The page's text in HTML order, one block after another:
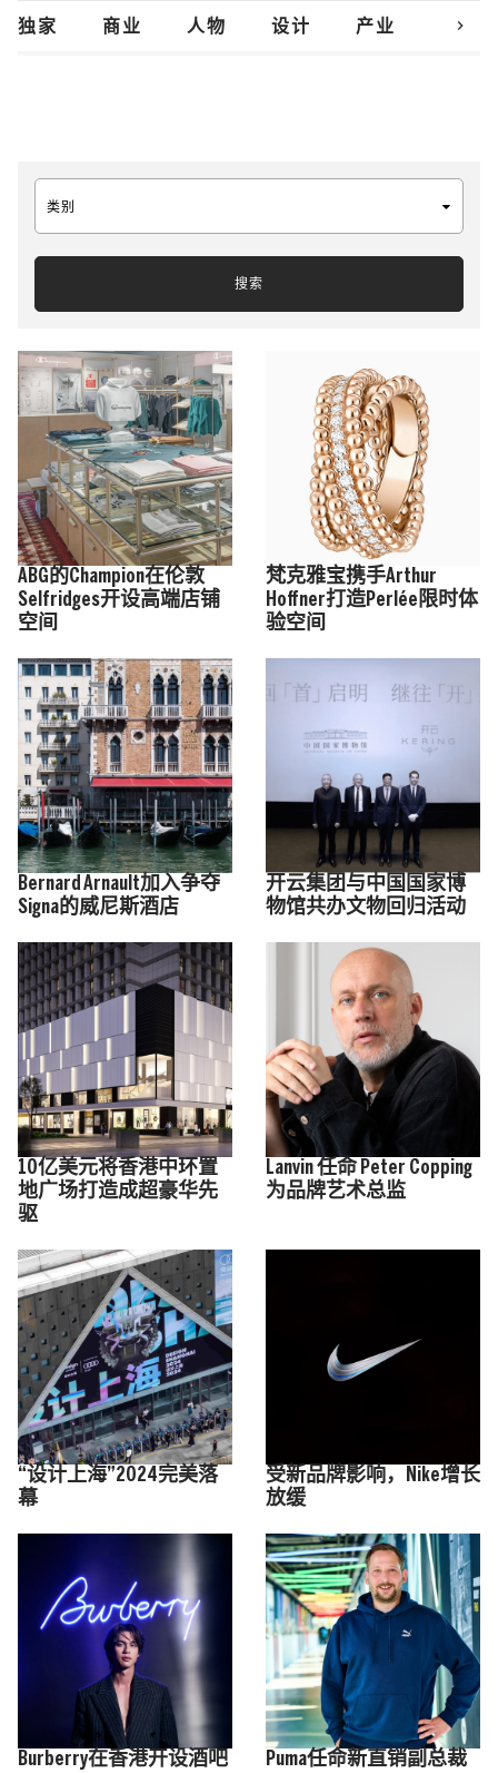
独家 商业 人物 设计 产业 创新
chevron_right
类别
搜索
ABG的Champion在伦敦
Selfridges开设高端店铺
空间
梵克雅宝携手Arthur
Hoffner打造Perlée限时体
验空间
Bernard Arnault加入争夺
Signa的威尼斯酒店
开云集团与中国国家博
物馆共办文物回归活动
10亿美元将香港中环置
地广场打造成超豪华先
驱
Lanvin 任命 Peter Copping
为品牌艺术总监
“设计上海”2024完美落
幕
受新品牌影响，Nike增长
放缓
Burberry在香港开设酒吧 Puma任命新直销副总裁